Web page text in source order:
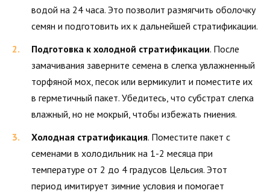
водой на 24 часа. Это позволит размягчить оболочку
семян и подготовить их к дальнейшей стратификации.
Подготовка к холодной стратификации. После
замачивания заверните семена в слегка увлажненный
торфяной мох, песок или вермикулит и поместите их
в герметичный пакет. Убедитесь, что субстрат слегка
влажный, но не мокрый, чтобы избежать гниения.
Холодная стратификация. Поместите пакет с
семенами в холодильник на 1-2 месяца при
температуре от 2 до 4 градусов Цельсия. Этот
период имитирует зимние условия и помогает